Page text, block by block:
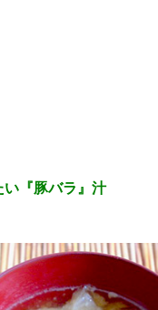
い『豚バラ』汁